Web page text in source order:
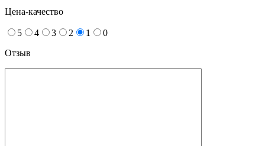
Цена-качество
5 4 3 2 1
0
Отзыв